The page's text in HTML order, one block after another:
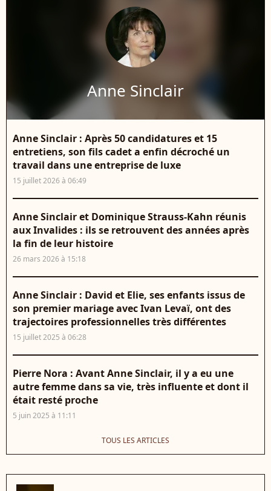
Anne Sinclair
Anne Sinclair : Après 50 candidatures et 15
entretiens, son fils cadet a enfin décroché un
travail dans une entreprise de luxe
15 juillet 2026 à 06:49
Anne Sinclair et Dominique Strauss-Kahn réunis
aux Invalides : ils se retrouvent des années après
la fin de leur histoire
26 mars 2026 à 15:18
Anne Sinclair : David et Elie, ses enfants issus de
son premier mariage avec Ivan Levaï, ont des
trajectoires professionnelles très différentes
15 juillet 2025 à 06:28
Pierre Nora : Avant Anne Sinclair, il y a eu une
autre femme dans sa vie, très influente et dont il
était resté proche
5 juin 2025 à 11:11
TOUS LES ARTICLES